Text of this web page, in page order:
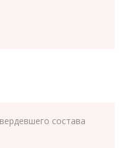
состава